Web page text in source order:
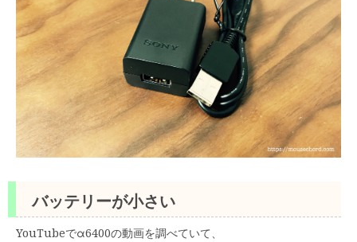
バッテリーが小さい
YouTubeでα6400の動画を調べていて、